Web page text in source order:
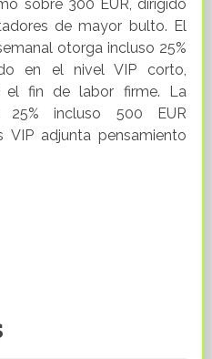
sobre 300 EUR, dirigido
de mayor bulto. El
otorga incluso 25%
en el nivel VIP corto,
el fin de labor firme. La
25% incluso 500 EUR
adjunta pensamiento